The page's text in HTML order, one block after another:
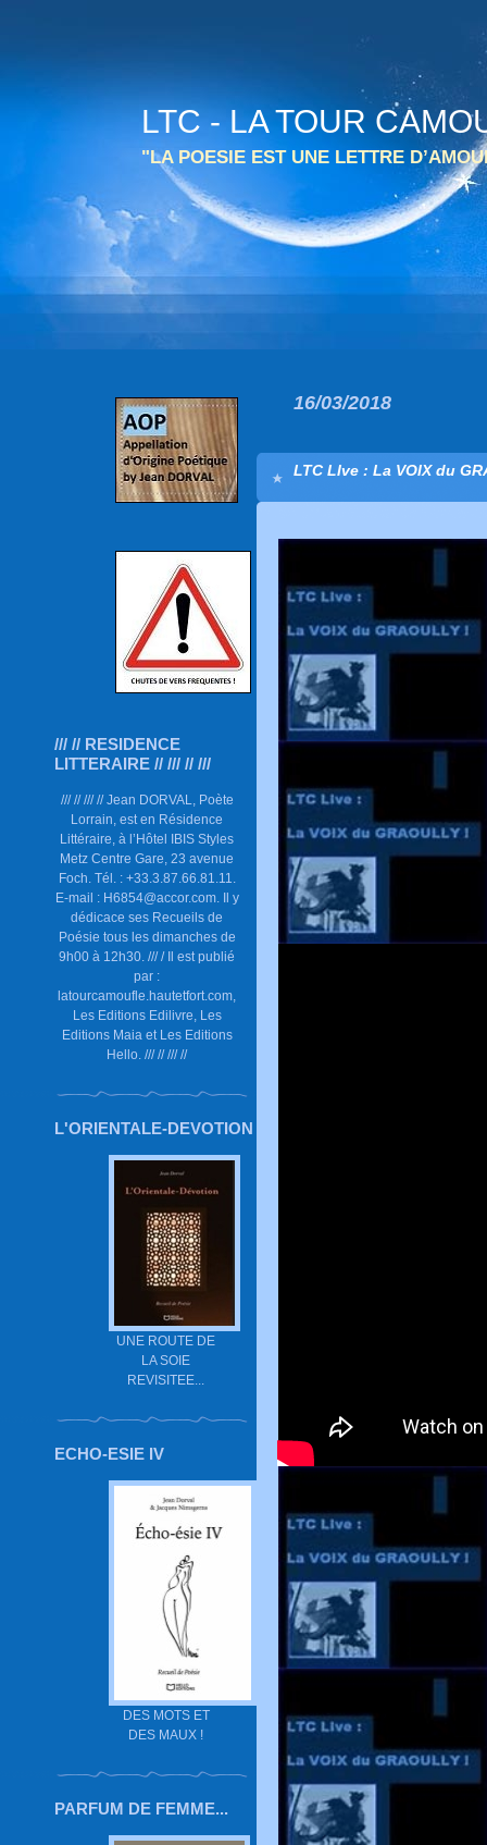
LTC - LA TOUR
"LA POESIE EST UNE LETTRE
/// // RESIDENCE
LITTERAIRE // /// // ///
/// // /// // Jean DORVAL, Poète
Lorrain, est en Résidence
Littéraire, à l’Hôtel IBIS Styles
Metz Centre Gare, 23 avenue
Foch. Tél. : +33.3.87.66.81.11.
E-mail : H6854@accor.com. Il y
dédicace ses Recueils de
Poésie tous les dimanches de
9h00 à 12h30. /// / Il est publié
par :
latourcamoufle.hautetfort.com,
Les Editions Edilivre, Les
Editions Maia et Les Editions
Hello. /// // /// //
L'ORIENTALE-DEVOTION
UNE ROUTE DE
LA SOIE
REVISITEE...
ECHO-ESIE IV
DES MOTS ET
DES MAUX !
PARFUM DE FEMME...
16/03/2018
LTC LIve : La VOIX du